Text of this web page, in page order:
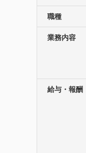
職種
業務内容
給与・報酬